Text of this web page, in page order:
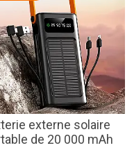
externe solaire
de 20 000 mAh